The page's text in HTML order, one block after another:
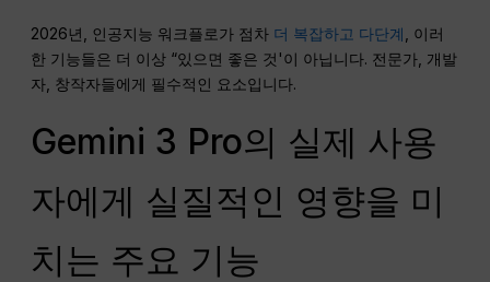
2026년, 인공지능 워크플로가 점차 더 복잡하고 다단계, 이러
한 기능들은 더 이상 “있으면 좋은 것'이 아닙니다. 전문가, 개발
자, 창작자들에게 필수적인 요소입니다.
Gemini 3 Pro의 실제 사용
자에게 실질적인 영향을 미
치는 주요 기능